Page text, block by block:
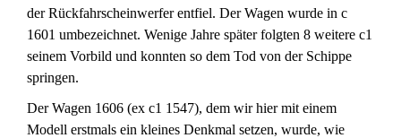
der Rückfahrscheinwerfer entfiel. Der Wagen wurde in c
1601 umbezeichnet. Wenige Jahre später folgten 8 weitere c1
seinem Vorbild und konnten so dem Tod von der Schippe
springen.
Der Wagen 1606 (ex c1 1547), dem wir hier mit einem
Modell erstmals ein kleines Denkmal setzen, wurde, wie